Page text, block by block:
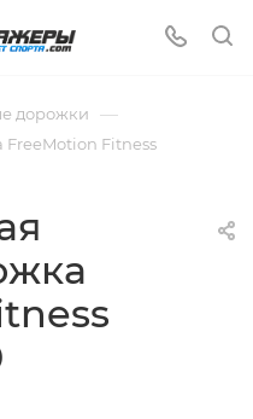
дорожки —
FreeMotion Fitness